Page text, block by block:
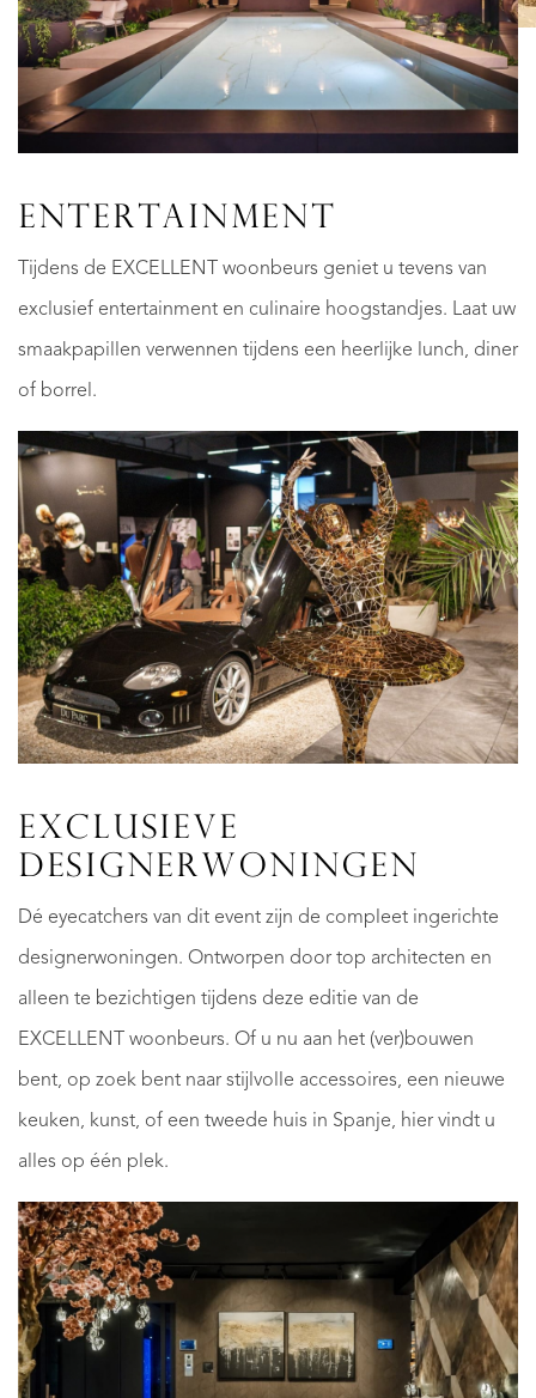
ENTERTAINMENT
Tijdens de EXCELLENT woonbeurs geniet u tevens van
exclusief entertainment en culinaire hoogstandjes. Laat uw
smaakpapillen verwennen tijdens een heerlijke lunch, diner
of borrel.
EXCLUSIEVE
DESIGNERWONINGEN
Dé eyecatchers van dit event zijn de compleet ingerichte
designerwoningen. Ontworpen door top architecten en
alleen te bezichtigen tijdens deze editie van de
EXCELLENT woonbeurs. Of u nu aan het (ver)bouwen
bent, op zoek bent naar stijlvolle accessoires, een nieuwe
keuken, kunst, of een tweede huis in Spanje, hier vindt u
alles op één plek.